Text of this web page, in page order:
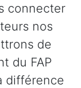
connecter
nos
de
du FAP
différence